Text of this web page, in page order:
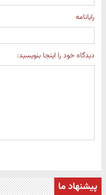
رایانامه
دیدگاه خود را اینجا بنویسید:
پیشنهاد ما